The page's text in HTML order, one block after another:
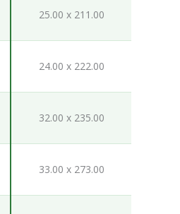
25.00 x 211.00
24.00 x 222.00
32.00 x 235.00
33.00 x 273.00